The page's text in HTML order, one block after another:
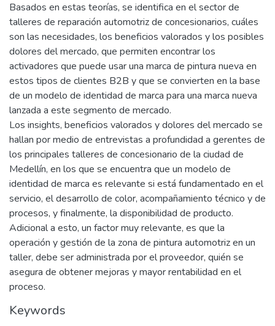
Basados en estas teorías, se identifica en el sector de
talleres de reparación automotriz de concesionarios, cuáles
son las necesidades, los beneficios valorados y los posibles
dolores del mercado, que permiten encontrar los
activadores que puede usar una marca de pintura nueva en
estos tipos de clientes B2B y que se convierten en la base
de un modelo de identidad de marca para una marca nueva
lanzada a este segmento de mercado.
Los insights, beneficios valorados y dolores del mercado se
hallan por medio de entrevistas a profundidad a gerentes de
los principales talleres de concesionario de la ciudad de
Medellín, en los que se encuentra que un modelo de
identidad de marca es relevante si está fundamentado en el
servicio, el desarrollo de color, acompañamiento técnico y de
procesos, y finalmente, la disponibilidad de producto.
Adicional a esto, un factor muy relevante, es que la
operación y gestión de la zona de pintura automotriz en un
taller, debe ser administrada por el proveedor, quién se
asegura de obtener mejoras y mayor rentabilidad en el
proceso.
Keywords